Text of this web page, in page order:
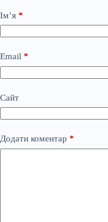
Ім’я *
Email *
Сайт
Додати коментар *